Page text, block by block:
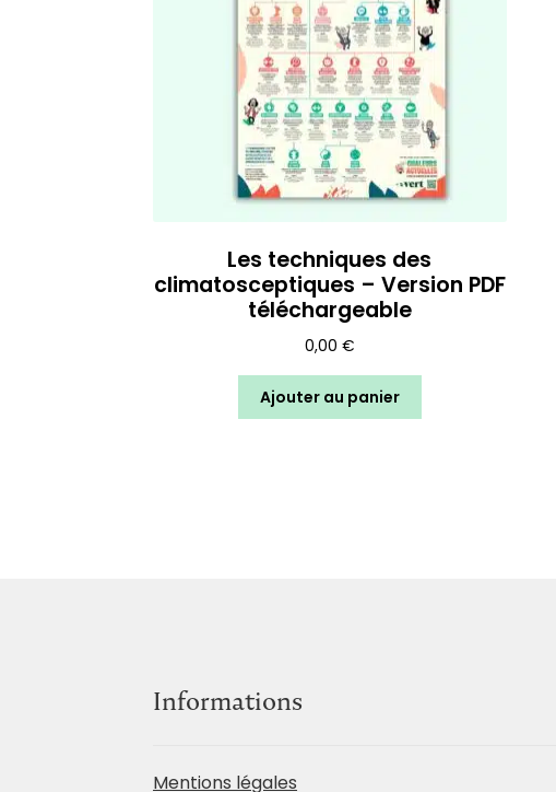
Les techniques des
climatosceptiques – Version PDF
téléchargeable
0,00 €
Ajouter au panier
Informations
Mentions légales